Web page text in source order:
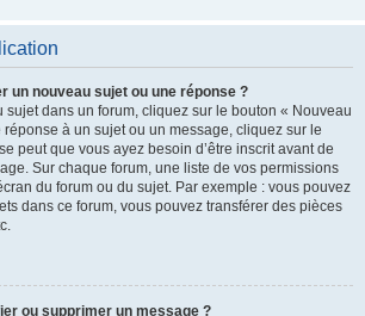
un nouveau sujet ou une réponse ?
sujet dans un forum, cliquez sur le bouton « Nouveau
à un sujet ou un message, cliquez sur le
peut que vous ayez besoin d’être inscrit avant de
Sur chaque forum, une liste de vos permissions
du forum ou du sujet. Par exemple : vous pouvez
dans ce forum, vous pouvez transférer des pièces
ou supprimer un message ?